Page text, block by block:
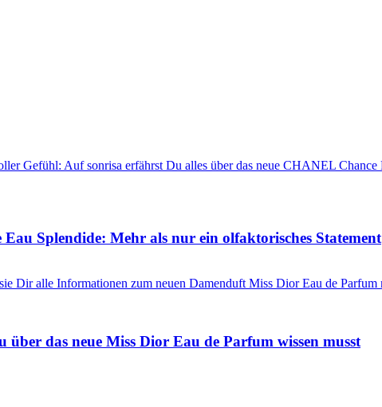
Splendide: Mehr als nur ein olfaktorisches Statement
über das neue Miss Dior Eau de Parfum wissen musst